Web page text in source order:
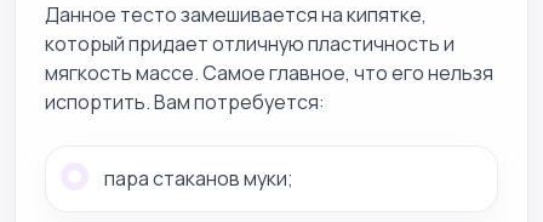
Данное тесто замешивается на кипятке,
который придает отличную пластичность и
мягкость массе. Самое главное, что его нельзя
испортить. Вам потребуется:
пара стаканов муки;